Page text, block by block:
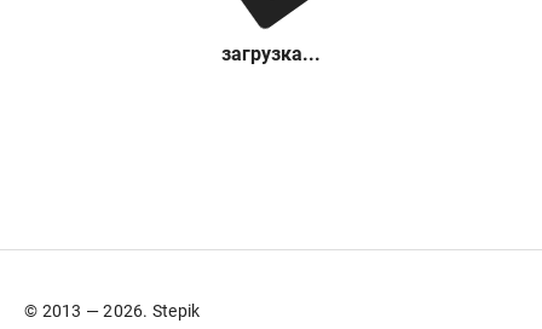
загрузка...
© 2013 — 2026. Stepik